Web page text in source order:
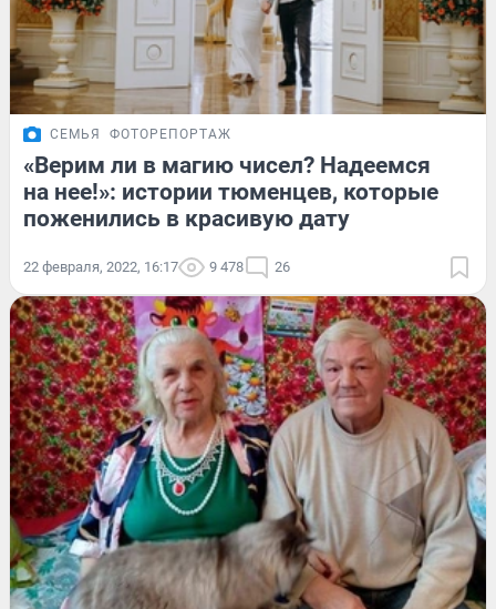
СЕМЬЯ ФОТОРЕПОРТАЖ
«Верим ли в магию чисел? Надеемся
на нее!»: истории тюменцев, которые
поженились в красивую дату
22 февраля, 2022, 16:17 9 478 26